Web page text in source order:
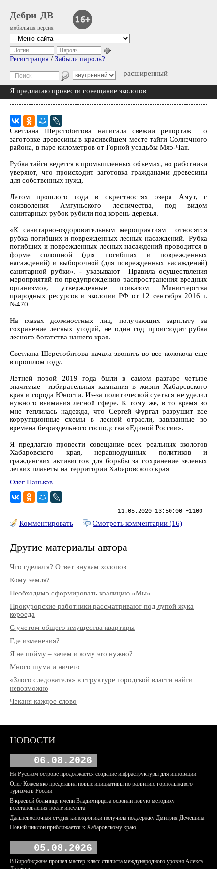
Дебри-ДВ
мобильная версия
расширенный
Логин Пароль
Регистрация / Забыли пароль?
Я предлагаю провести совещание экологов
Светлана Шерстобитова написала свежий репортаж о
заготовке древесины в красивейшем месте тайги Солнечного
района, в паре километров от Горной усадьбы Мяо-Чан.
Рубка тайги ведется в промышленных объемах, но работники
уверяют, что происходит заготовка гражданами древесины
для собственных нужд.
Летом прошлого года в окрестностях озера Амут, с
соизволения Амгуньского лесничества, под видом
санитарных рубок рубили под корень деревья.
«К санитарно-оздоровительным мероприятиям относятся
рубка погибших и поврежденных лесных насаждений. Рубка
погибших и поврежденных лесных насаждений проводится в
форме сплошной (для погибших и поврежденных
насаждений) и выборочной (для поврежденных насаждений)
санитарной рубки», - указывают Правила осуществления
мероприятий по предупреждению распространения вредных
организмов, утвержденные приказом Министерства
природных ресурсов и экологии РФ от 12 сентября 2016 г.
№470.
На глазах должностных лиц, получающих зарплату за
сохранение лесных угодий, не один год происходит рубка
лесного богатства нашего края.
Светлана Шерстобитова начала звонить во все колокола еще
в прошлом году.
Летней порой 2019 года были в самом разгаре четыре
значимые избирательная кампания в жизни Хабаровского
края и города Юности. Из-за политической суеты я не уделил
нужного внимания лесной сфере. К тому же, в то время во
мне теплилась надежда, что Сергей Фургал разрушит все
коррупционные схемы в лесной отрасли, завязанные во
времена безраздельного господства «Единой России».
Я предлагаю провести совещание всех реальных экологов
Хабаровского края, неравнодушных политиков и
гражданских активистов для борьбы за сохранение зеленых
легких планеты на территории Хабаровского края.
Олег Паньков
11.05.2020 13:50:00 +1100
Комментировать Смотреть комментарии (16)
Другие материалы автора
Что сделал я? Ответ внукам холопов
Кому земля?
Необходимо сформировать коалицию «Мы»
Прокурорские работники рассматривают под лупой жука
короеда
С учетом общего имущества квартиры
Где изменения?
Я не пойму – зачем и кому это нужно?
Много шума и ничего
«Злого следователя» в структуре городской власти найти
невозможно
Чеканя каждое слово
НОВОСТИ
06.08.2026
На Русском острове продолжается создание инфраструктуры для инноваций
Олег Кожемяко представил новые инициативы по развитию горнолыжного
туризма в России
В краевой больнице имени Владимирцева освоили новую методику
восстановления после инсульта
Дальневосточная студия кинохроники получила поддержку Дмитрия Демешина
Новый циклон приближается к Хабаровскому краю
05.08.2026
В Биробиджане прошел мастер-класс стилиста международного уровня Алекса